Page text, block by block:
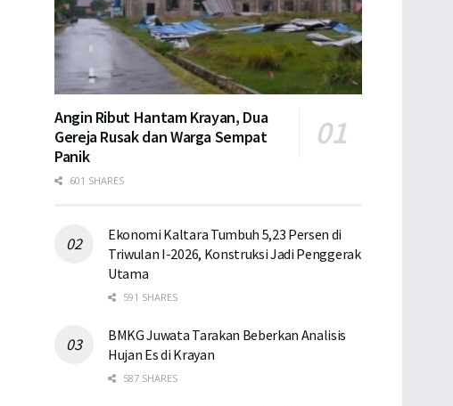
Angin Ribut Hantam Krayan, Dua
Gereja Rusak dan Warga Sempat
Panik
601 SHARES
Ekonomi Kaltara Tumbuh 5,23 Persen di
Triwulan I-2026, Konstruksi Jadi Penggerak
Utama
591 SHARES
BMKG Juwata Tarakan Beberkan Analisis
Hujan Es di Krayan
587 SHARES